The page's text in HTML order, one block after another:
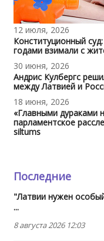
12 июля, 2026
Конституционный
годами взимали с
30 июня, 2026
Андрис Кулбергс
между Латвией и
18 июня, 2026
«Главными дураками
парламентское
siltums
Последние
"Латвии нужен
...
8 августа 2026 12:03